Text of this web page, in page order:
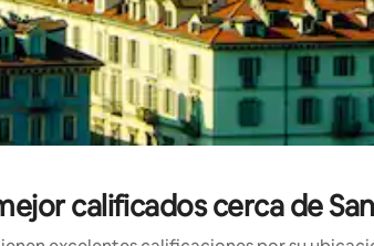
calificados cerca de